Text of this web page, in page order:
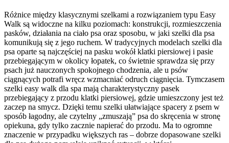
Różnice między klasycznymi szelkami a rozwiązaniem typu Easy
Walk są widoczne na kilku poziomach: konstrukcji, rozmieszczenia
pasków, działania na ciało psa oraz sposobu, w jaki szelki dla psa
komunikują się z jego ruchem. W tradycyjnych modelach szelki dla
psa oparte są najczęściej na pasku wokół klatki piersiowej i pasie
przebiegającym w okolicy łopatek, co świetnie sprawdza się przy
psach już nauczonych spokojnego chodzenia, ale u psów
ciągnących potrafi wręcz wzmacniać odruch ciągnięcia. Tymczasem
szelki easy walk dla spa mają charakterystyczny pasek
przebiegający z przodu klatki piersiowej, gdzie umieszczony jest też
zaczep na smycz. Dzięki temu szelki ułatwiające spacery z psem w
sposób łagodny, ale czytelny „zmuszają” psa do skręcenia w stronę
opiekuna, gdy tylko zacznie napierać do przodu. Ma to ogromne
znaczenie w przypadku większych ras – dobrze dopasowane szelki